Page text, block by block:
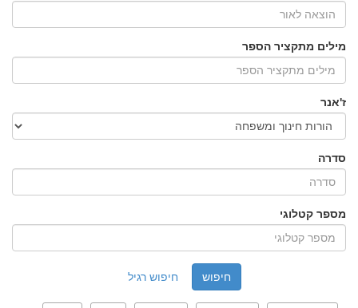
מילים מתקציר הספר
ז'אנר
סדרה
מספר קטלוגי
חיפוש רגיל